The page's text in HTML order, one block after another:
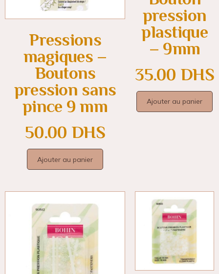
Pressions
magiques –
Boutons
pression sans
pince 9 mm
50.00 DHS
Ajouter au panier
pression
plastique
– 9mm
35.00 DHS
Ajouter au panier